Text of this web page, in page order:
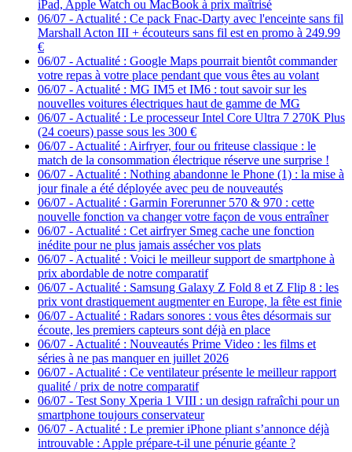
iPad, Apple Watch ou MacBook à prix maîtrisé
06/07 - Actualité : Ce pack Fnac-Darty avec l'enceinte sans fil
Marshall Acton III + écouteurs sans fil est en promo à 249.99
€
06/07 - Actualité : Google Maps pourrait bientôt commander
votre repas à votre place pendant que vous êtes au volant
06/07 - Actualité : MG IM5 et IM6 : tout savoir sur les
nouvelles voitures électriques haut de gamme de MG
06/07 - Actualité : Le processeur Intel Core Ultra 7 270K Plus
(24 coeurs) passe sous les 300 €
06/07 - Actualité : Airfryer, four ou friteuse classique : le
match de la consommation électrique réserve une surprise !
06/07 - Actualité : Nothing abandonne le Phone (1) : la mise à
jour finale a été déployée avec peu de nouveautés
06/07 - Actualité : Garmin Forerunner 570 & 970 : cette
nouvelle fonction va changer votre façon de vous entraîner
06/07 - Actualité : Cet airfryer Smeg cache une fonction
inédite pour ne plus jamais assécher vos plats
06/07 - Actualité : Voici le meilleur support de smartphone à
prix abordable de notre comparatif
06/07 - Actualité : Samsung Galaxy Z Fold 8 et Z Flip 8 : les
prix vont drastiquement augmenter en Europe, la fête est finie
06/07 - Actualité : Radars sonores : vous êtes désormais sur
écoute, les premiers capteurs sont déjà en place
06/07 - Actualité : Nouveautés Prime Video : les films et
séries à ne pas manquer en juillet 2026
06/07 - Actualité : Ce ventilateur présente le meilleur rapport
qualité / prix de notre comparatif
06/07 - Test Sony Xperia 1 VIII : un design rafraîchi pour un
smartphone toujours conservateur
06/07 - Actualité : Le premier iPhone pliant s’annonce déjà
introuvable : Apple prépare-t-il une pénurie géante ?